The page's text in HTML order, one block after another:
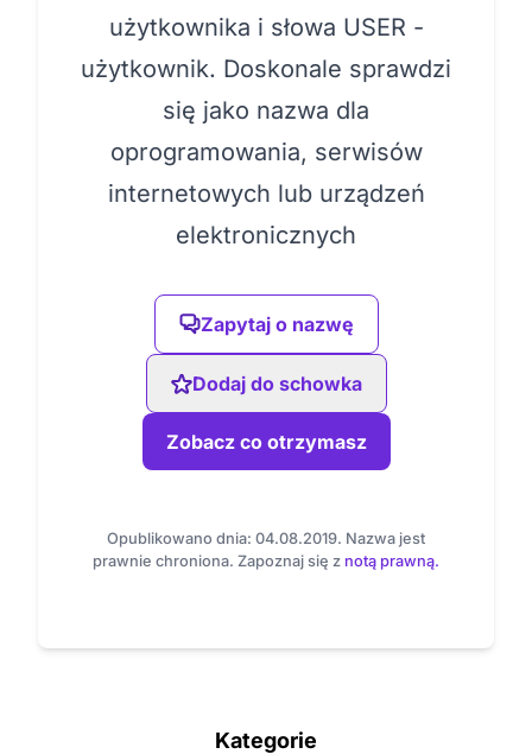
użytkownika i słowa USER -
użytkownik. Doskonale sprawdzi
się jako nazwa dla
oprogramowania, serwisów
internetowych lub urządzeń
elektronicznych
Zapytaj o nazwę
Dodaj do schowka
Zobacz co otrzymasz
Opublikowano dnia: 04.08.2019. Nazwa jest
prawnie chroniona. Zapoznaj się z notą prawną.
Kategorie